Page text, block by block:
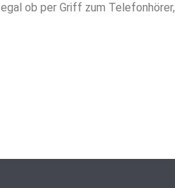
ob per Griff zum